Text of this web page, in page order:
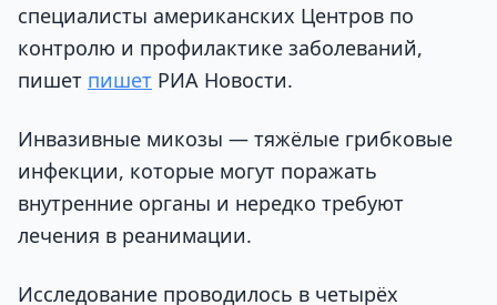
специалисты американских Центров по
контролю и профилактике заболеваний,
пишет пишет РИА Новости.
Инвазивные микозы — тяжёлые грибковые
инфекции, которые могут поражать
внутренние органы и нередко требуют
лечения в реанимации.
Исследование проводилось в четырёх